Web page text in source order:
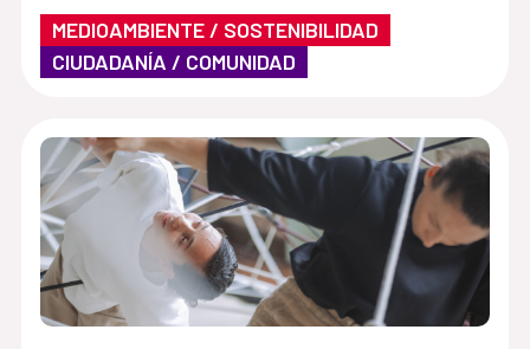
MEDIOAMBIENTE / SOSTENIBILIDAD
CIUDADANÍA / COMUNIDAD